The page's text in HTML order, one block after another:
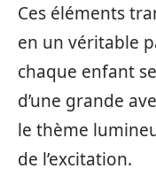
Ces éléments
en un véritable
chaque enfant
d’une grande
le thème
de l’excitation.